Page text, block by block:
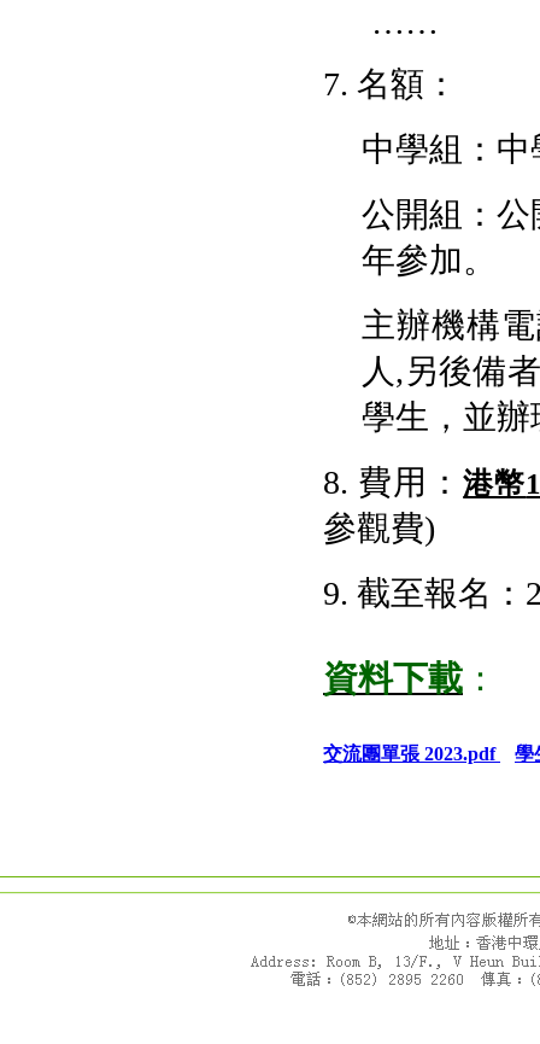
……
7. 名額：
中學組：
公開組：公
年參加。
主辦機構
人,另後備
學生，並
8. 費用：港幣
參觀費)
9. 截至報名：
資料下載 ：
交流團單張 2023.pdf 學